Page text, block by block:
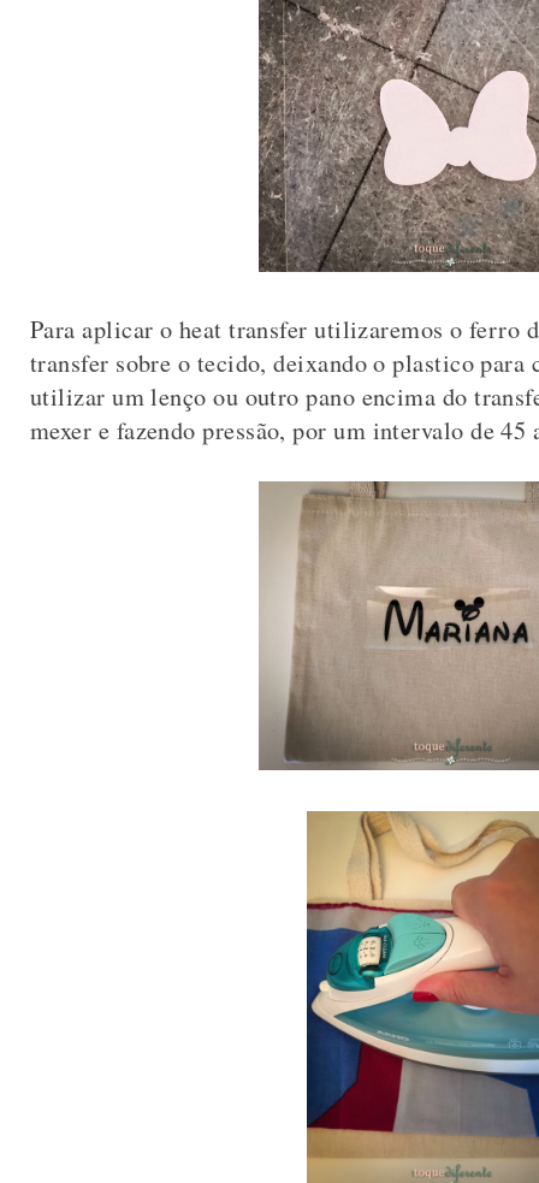
Para aplicar o heat transfer utilizaremos o ferro
transfer sobre o tecido, deixando o plastico
utilizar um lenço ou outro pano encima do
mexer e fazendo pressão, por um intervalo de 45